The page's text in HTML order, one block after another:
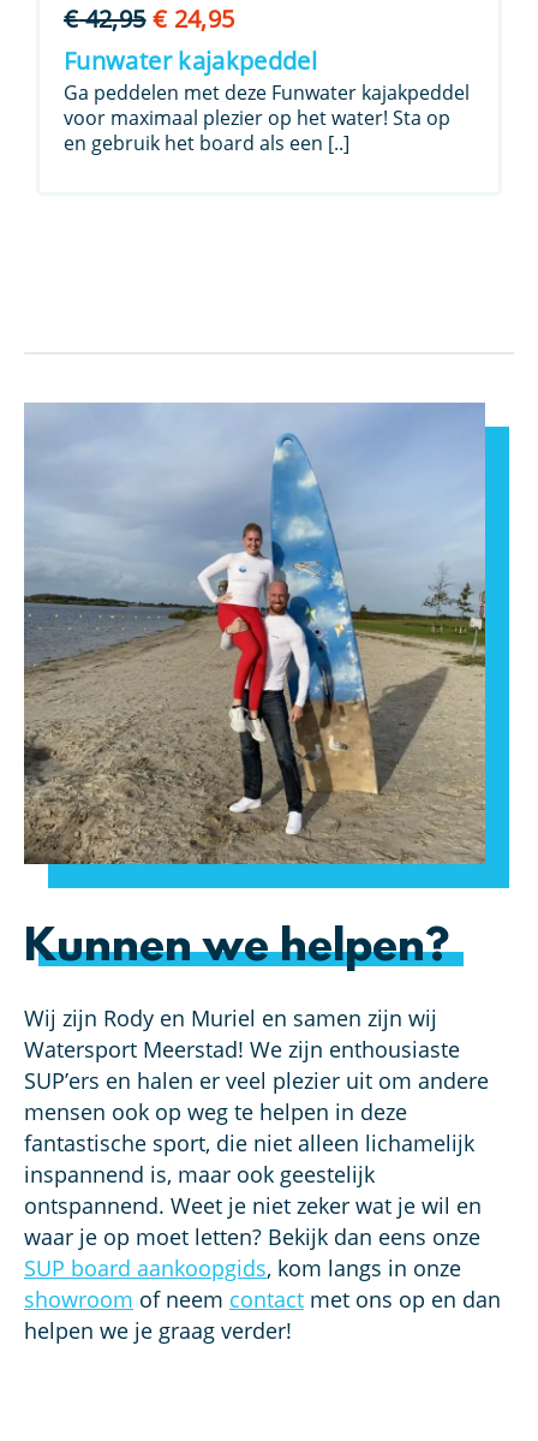
€42,95 Oorspronkelijke
prijs
was:
€ 42,95.
€24,95Huidige
prijs
is:
€ 24,95.
Funwater kajakpeddel
Ga peddelen met deze Funwater kajakpeddel
voor maximaal plezier op het water! Sta op
en gebruik het board als een [..]
Kunnen we helpen?
Wij zijn Rody en Muriel en samen zijn wij
Watersport Meerstad! We zijn enthousiaste
SUP’ers en halen er veel plezier uit om andere
mensen ook op weg te helpen in deze
fantastische sport, die niet alleen lichamelijk
inspannend is, maar ook geestelijk
ontspannend. Weet je niet zeker wat je wil en
waar je op moet letten? Bekijk dan eens onze
SUP board aankoopgids, kom langs in onze
showroom of neem contact met ons op en dan
helpen we je graag verder!